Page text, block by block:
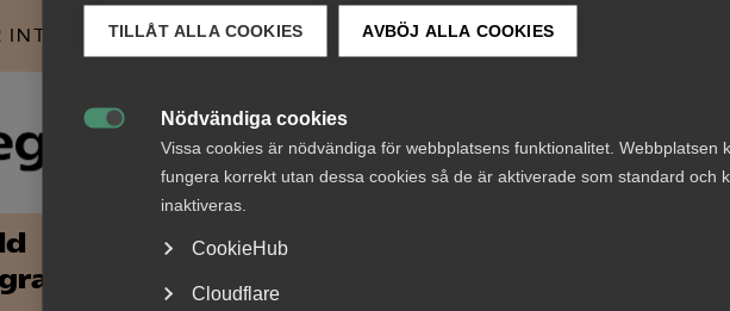
TILLÅT ALLA COOKIES AVBÖJ ALLA COOKIES
Nödvändiga cookies
Vissa cookies är nödvändiga för webbplatsens funktionalitet. Webbplatsen
fungera korrekt utan dessa cookies så de är aktiverade som standard och
inaktiveras.
CookieHub
Cloudflare
INTRESSERAD AV DETTA?
i
AD-dom:
Uppsägningar enligt